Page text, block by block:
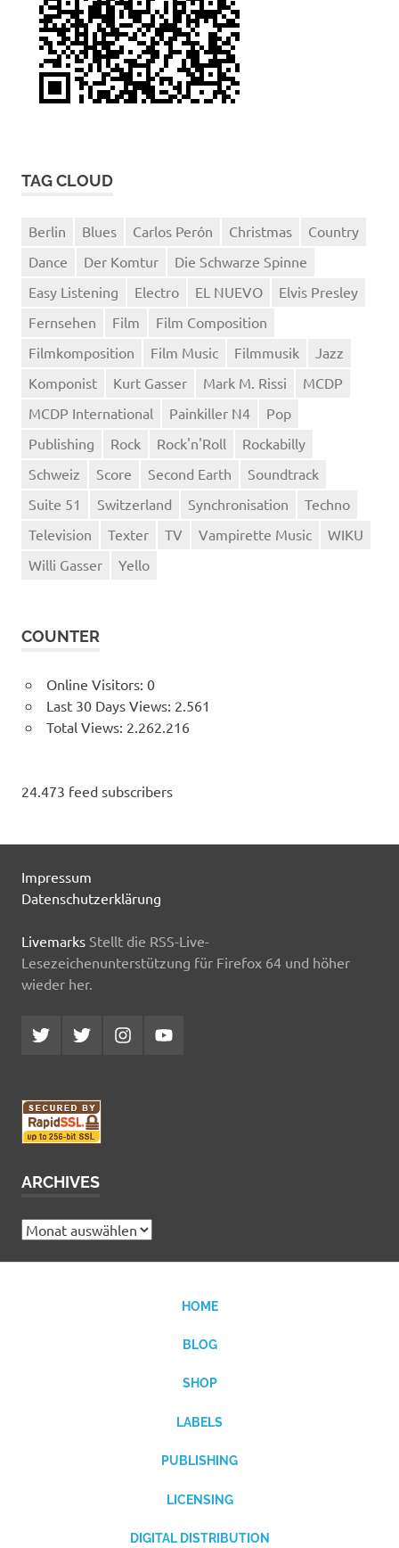
TAG CLOUD
Berlin Blues Carlos Perón Christmas
Country
Dance
Der Komtur
Die Schwarze Spinne
Easy Listening
Electro EL NUEVO
Elvis Presley
Fernsehen
Film
Film Composition
Filmkomposition
Film Music Filmmusik
Jazz
Komponist
Kurt Gasser Mark M. Rissi
MCDP
MCDP International
Painkiller N4
Pop
Publishing
Rock Rock'n'Roll
Rockabilly
Schweiz
Score Second Earth
Soundtrack
Suite 51
Switzerland Synchronisation
Techno
Television
Texter TV Vampirette Music
WIKU
Willi Gasser
Yello
COUNTER
Online Visitors: 0
Last 30 Days Views: 2.561
Total Views: 2.262.216
24.473 feed subscribers
Impressum
Datenschutzerklärung
Livemarks Stellt die RSS-Live-
Lesezeichenunterstützung für Firefox 64 und höher
wieder her.
Twitter
MCDP
Twitter
Musicradiostation
InstagramYouTube
ARCHIVES
Archives
HOME
BLOG
SHOP
LABELS
PUBLISHING
LICENSING
DIGITAL DISTRIBUTION